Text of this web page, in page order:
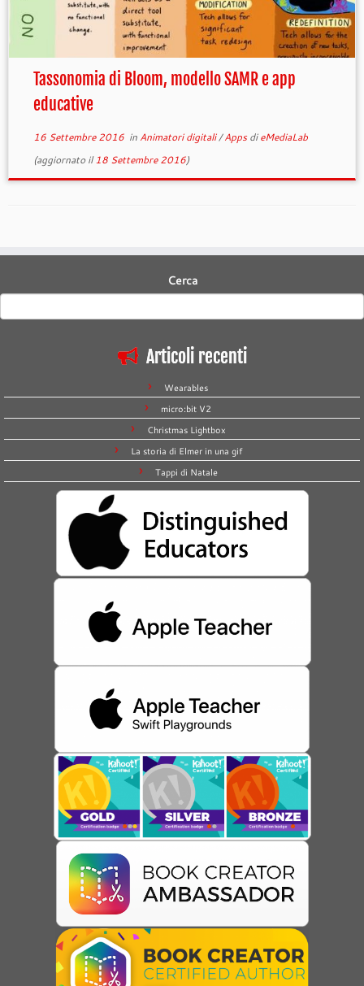
Tassonomia di Bloom, modello SAMR e app
educative
16 Settembre 2016in Animatori digitali/AppsdieMediaLab
(aggiornato il18 Settembre 2016)
Cerca
Articoli recenti
Wearables
micro:bit V2
Christmas Lightbox
La storia di Elmer in una gif
Tappi di Natale